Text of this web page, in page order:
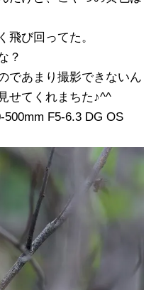
飛び回ってた。
？
であまり撮影できないん
せてくれまちた♪^^
F5-6.3 DG OS